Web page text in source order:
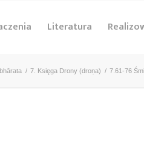
Literatura
/ 7. Księga Drony (droṇa) / 7.61-76